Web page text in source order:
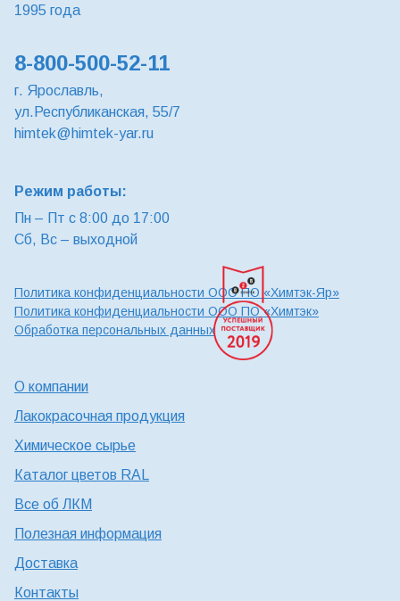
1995 года
8-800-500-52-11
г. Ярославль,
ул.Республиканская, 55/7
himtek@himtek-yar.ru
Режим работы:
Пн – Пт с 8:00 до 17:00
Сб, Вс – выходной
Политика конфиденциальности ООО ПО «Химтэк-Яр»
Политика конфиденциальности ООО ПО «Химтэк»
Обработка персональных данных
О компании
Лакокрасочная продукция
Химическое сырье
Каталог цветов RAL
Все об ЛКМ
Полезная информация
Доставка
Контакты